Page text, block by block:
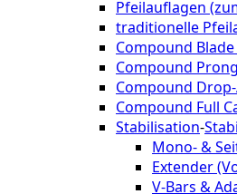
Pfeilauflagen
traditionelle
Compound
Compound
Compound
Compound Full
Stabilisation-
Mono- &
Extender
V-Bars &